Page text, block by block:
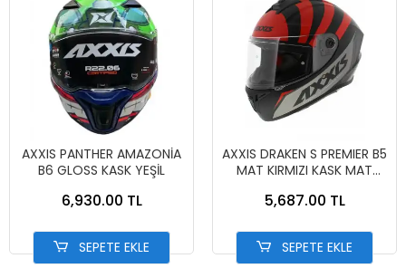
AXXIS PANTHER AMAZONİA
B6 GLOSS KASK YEŞİL
6,930.00 TL
SEPETE EKLE
AXXIS DRAKEN S PREMIER B5
MAT KIRMIZI KASK MAT
5,687.00 TL
SEPETE EKLE